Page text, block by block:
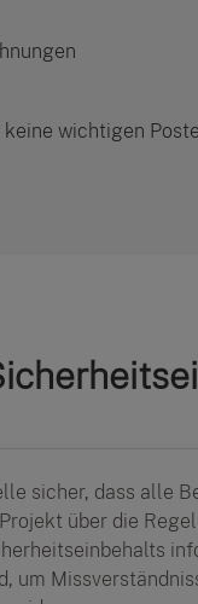
wichtigen
sicher, dass alle
über die
um